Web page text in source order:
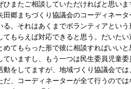
またご相談していただければと思いま
郷まちづくり協議会のコーディネー
。それはあくまでボランティアとい
もらえば対応できると思う。だいた
てもらった形で彼に相談すればいい
いますし、もう一つは民生委員児童委
動をしてますが、地域づくり協議会で
、コーディネーターが全て行うので